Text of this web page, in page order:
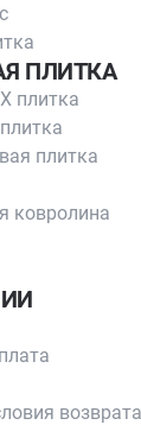
ПЛИТКА
плитка
плитка
ковролина
возврата